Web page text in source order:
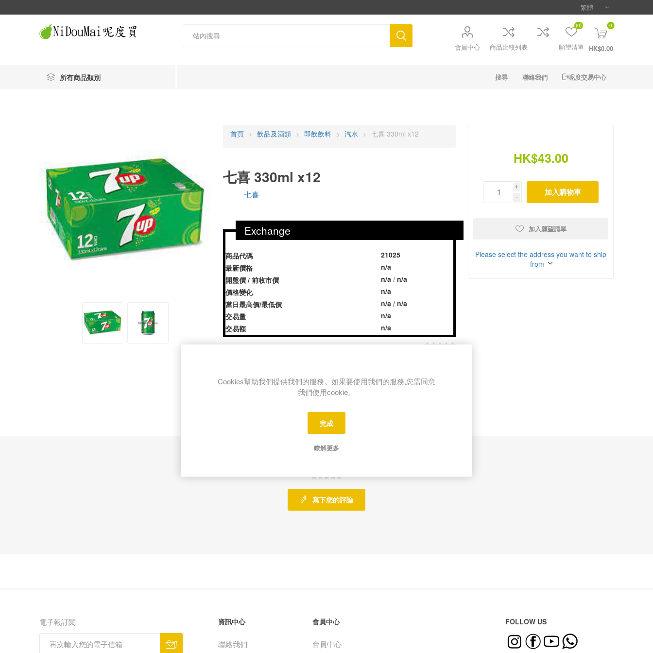
會員中心 商品比較列表 願望清單
(0) 0
HK$0.00
所有商品類別 搜尋 聯絡我們 呢度交易中心
首頁 飲品及酒類 即飲飲料 汽水 七喜 330ml x12
七喜 330ml x12
七喜
Exchange
商品代碼
21025
最新價格
n/a
開盤價 / 前收市價
n/a /n/a
價格變化
n/a
當日最高價/最低價
n/a /n/a
交易量
n/a
交易额
n/a
HK$43.00
i
h
加入願望請單
Please select the address you want to ship
from
寫下您的評論
電子報訂閱 資訊中心
聯絡我們
會員中心
會員中心
FOLLOW US
Cookies幫助我們提供我們的服務。如果要使用我們的服務,您需同意
我們使用cookie。
完成
瞭解更多